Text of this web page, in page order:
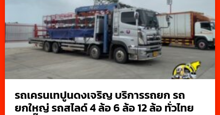
รถเครนเทปูนดงเจริญ บริการรถยก รถ
ยกใหญ่ รถสไลด์ 4 ล้อ 6 ล้อ 12 ล้อ ทั่วไทย